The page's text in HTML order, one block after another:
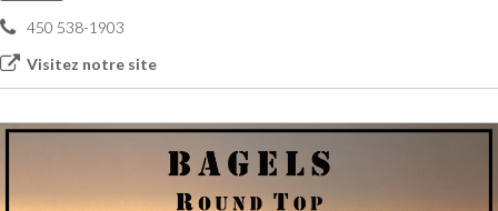
450 538-1903
Visitez notre site